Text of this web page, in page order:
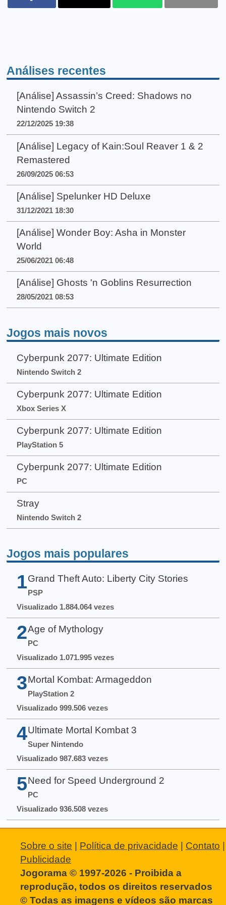
Análises recentes
[Análise] Assassin’s Creed: Shadows no
Nintendo Switch 2
22/12/2025 19:38
[Análise] Legacy of Kain:Soul Reaver 1 & 2
Remastered
26/09/2025 06:53
[Análise] Spelunker HD Deluxe
31/12/2021 18:30
[Análise] Wonder Boy: Asha in Monster
World
25/06/2021 06:48
[Análise] Ghosts 'n Goblins Resurrection
28/05/2021 08:53
Jogos mais novos
Cyberpunk 2077: Ultimate Edition
Nintendo Switch 2
Cyberpunk 2077: Ultimate Edition
Xbox Series X
Cyberpunk 2077: Ultimate Edition
PlayStation 5
Cyberpunk 2077: Ultimate Edition
PC
Stray
Nintendo Switch 2
Jogos mais populares
1 Grand Theft Auto: Liberty City Stories
PSP
Visualizado 1.884.064 vezes
2 Age of Mythology
PC
Visualizado 1.071.995 vezes
3 Mortal Kombat: Armageddon
PlayStation 2
Visualizado 999.506 vezes
4 Ultimate Mortal Kombat 3
Super Nintendo
Visualizado 987.683 vezes
5 Need for Speed Underground 2
PC
Visualizado 936.508 vezes
Sobre o site | Política de privacidade | Contato |
Publicidade
Jogorama © 1997-2026 - Proibida a
reprodução, todos os direitos reservados
© Todas as imagens e vídeos são marcas